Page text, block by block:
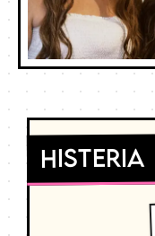
Histeria